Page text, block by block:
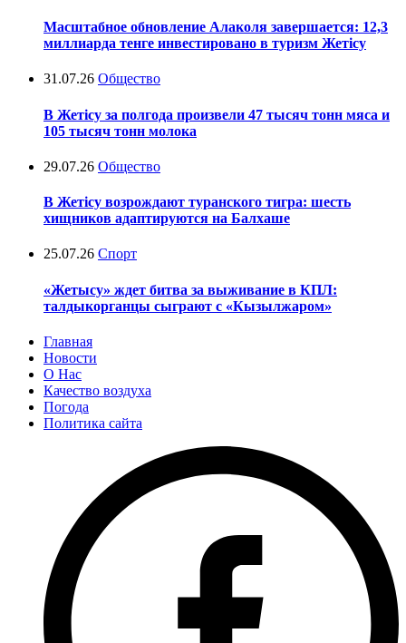
Масштабное обновление Алаколя завершается: 12,3
миллиарда тенге инвестировано в туризм Жетісу
31.07.26 Общество
В Жетісу за полгода произвели 47 тысяч тонн мяса и
105 тысяч тонн молока
29.07.26 Общество
В Жетісу возрождают туранского тигра: шесть
хищников адаптируются на Балхаше
25.07.26 Спорт
«Жетысу» ждет битва за выживание в КПЛ:
талдыкорганцы сыграют с «Кызылжаром»
Главная
Новости
О Нас
Качество воздуха
Погода
Политика сайта